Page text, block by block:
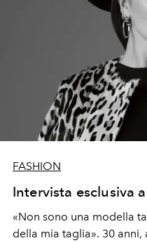
FASHION
Intervista esclusiva
«Non sono una modella
della mia taglia». 30 anni,